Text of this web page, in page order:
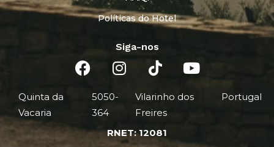
Políticas do Hotel
Siga-nos
Quinta da
Vacaria
5050-
364
Vilarinho dos
Freires
Portugal
RNET: 12081